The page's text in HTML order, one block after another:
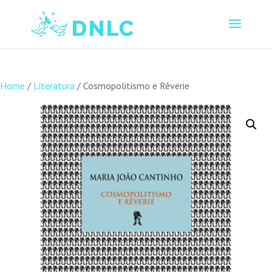
Home / Literatura / Cosmopolitismo e Rêverie